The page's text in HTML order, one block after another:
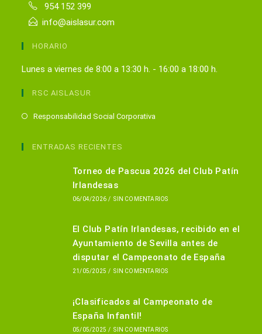
954 152 399
info@aislasur.com
HORARIO
Lunes a viernes de 8:00 a 13:30 h. - 16:00 a 18:00 h.
RSC AISLASUR
Responsabilidad Social Corporativa
nueva
ENTRADAS RECIENTES
Torneo de Pascua 2026 del Club Patín
Irlandesas
06/04/2026 / SIN COMENTARIOS
El Club Patín Irlandesas, recibido en el
Ayuntamiento de Sevilla antes de
disputar el Campeonato de España
21/05/2025 / SIN COMENTARIOS
¡Clasificados al Campeonato de
España Infantil!
05/05/2025 / SIN COMENTARIOS